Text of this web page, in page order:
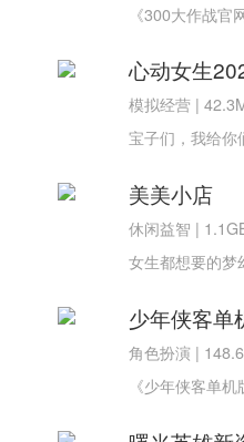
心动女生
模拟经营 |
美美小店
休闲益智 |
少年侠客单
角色扮演 |